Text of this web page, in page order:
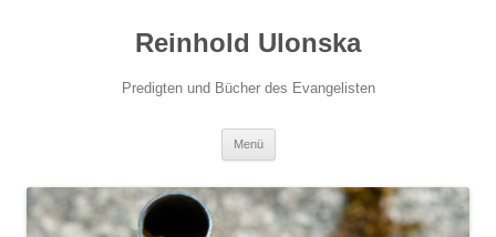
Reinhold Ulonska
Predigten und Bücher des Evangelisten
Menü